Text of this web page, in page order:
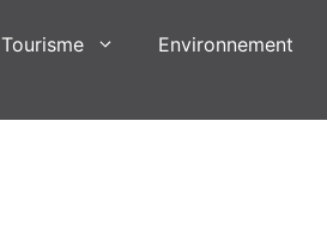
Tourisme Environnement